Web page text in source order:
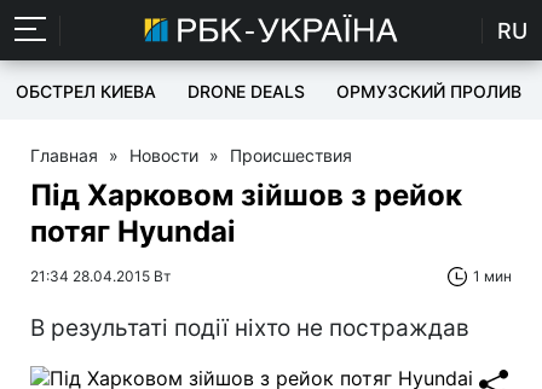
RU
ОБСТРЕЛ КИЕВА DRONE DEALS ОРМУЗСКИЙ ПРОЛИВ
Главная » Новости » Происшествия
Під Харковом зійшов з рейок
потяг Hyundai
21:34 28.04.2015 Вт 1 мин
В результаті події ніхто не постраждав